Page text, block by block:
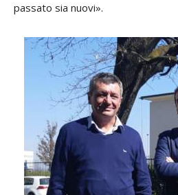
passato sia nuovi».